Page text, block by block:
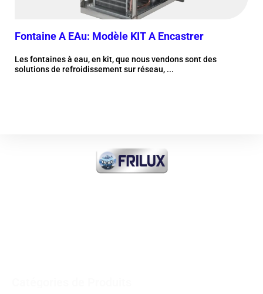
Fontaine A EAu: Modèle KIT A Encastrer
Les fontaines à eau, en kit, que nous vendons sont des
solutions de refroidissement sur réseau, ...